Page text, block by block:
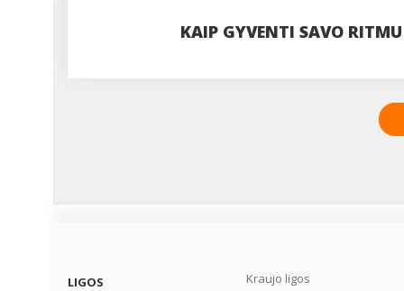
KAIP GYVENTI SAVO
LIGOS
Kraujo ligos